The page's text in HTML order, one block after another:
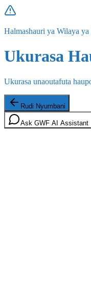
Halmashauri ya Wilaya ya
Ukurasa
Ukurasa unaoutafuta
Rudi Nyumbani
Ask GWF AI Assistant